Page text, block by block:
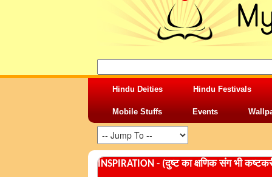
Hindu Deities Hindu Festivals
Mobile Stuffs Events
INSPIRATION - (दुष्ट का क्षणिक संग भी